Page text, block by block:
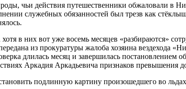
чьи действия путешественники обжаловали в
служебных обязанностей был трезв как
в них вот уже восемь месяцев «разбираются»
из прокуратуры жалоба хозяина вездехода
длилась месяц и завершилась постановлением
Аркадия Аркадьевича признаков превышения
подлинную картину произошедшего во